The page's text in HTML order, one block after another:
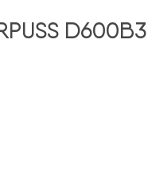
D600B3